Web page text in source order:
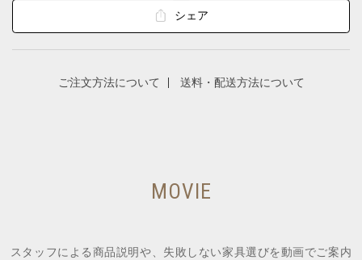
シェア
ご注文方法について 送料・配送方法について
MOVIE
スタッフによる商品説明や、失敗しない家具選びを動画でご案内